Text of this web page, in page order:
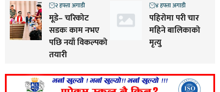
मूडे– चरिकोट
सडकः काम नभए
पछि नयाँ विकल्पको
तयारी
२ हफ्ता अगाडी
पहिरोमा परी चार
महिने बालिकाको
मृत्यु
४ हफ्ता अगाडी